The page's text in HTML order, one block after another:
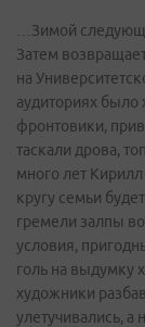
…Зимой
Затем
на
аудиториях было
фронтовики,
таскали дрова,
много лет
кругу семьи
гремели залпы
условия,
голь на выдумку
художники
улетучивались, а